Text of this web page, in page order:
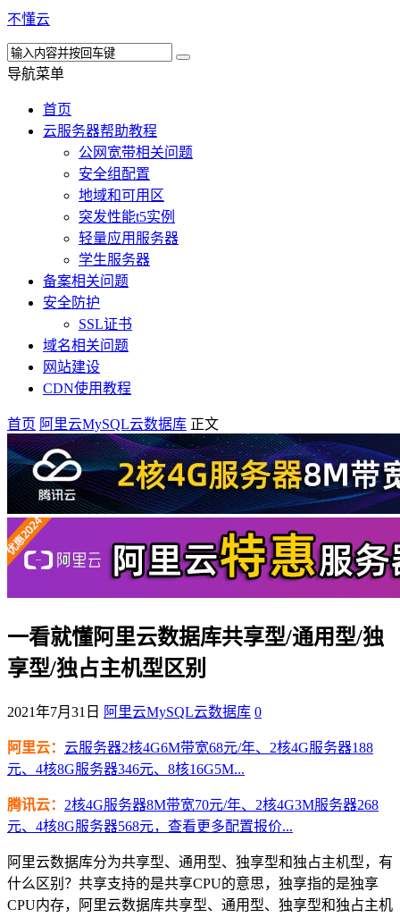
不懂云
导航菜单
首页
云服务器帮助教程
公网宽带相关问题
安全组配置
地域和可用区
突发性能t5实例
轻量应用服务器
学生服务器
备案相关问题
安全防护
SSL证书
域名相关问题
网站建设
CDN使用教程
首页 阿里云MySQL云数据库 正文
一看就懂阿里云数据库共享型/通用型/独
享型/独占主机型区别
2021年7月31日 阿里云MySQL云数据库 0
阿里云： 云服务器2核4G6M带宽68元/年、2核4G服务器188
元、4核8G服务器346元、8核16G5M...
腾讯云： 2核4G服务器8M带宽70元/年、2核4G3M服务器268
元、4核8G服务器568元，查看更多配置报价...
阿里云数据库分为共享型、通用型、独享型和独占主机型，有
什么区别？共享支持的是共享CPU的意思，独享指的是独享
CPU内存，阿里云数据库共享型、通用型、独享型和独占主机